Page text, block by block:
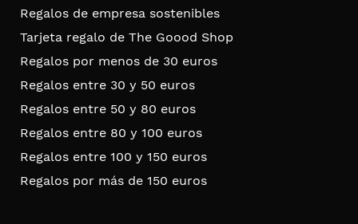
Regalos de empresa sostenibles
Tarjeta regalo de The Goood Shop
Regalos por menos de 30 euros
Regalos entre 30 y 50 euros
Regalos entre 50 y 80 euros
Regalos entre 80 y 100 euros
Regalos entre 100 y 150 euros
Regalos por más de 150 euros